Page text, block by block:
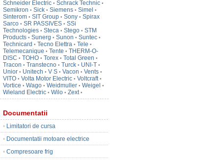
Schneider Electric • Schrack Technic •
Semikron • Sick • Siemens • Simel •
Sinterom • SIT Group • Sony • Spirax
Sarco • SR PASSIVES • SSi
Technologies • Steca • Stego • STM
Products • Sunerg • Sunon • Suntec •
Technicard • Tecno Elettra • Tele •
Telemecanique • Tente • THERM-O-
DISC • TOHO • Torex • Total Green •
Tracon • Transtecno • Turck • UNI-T •
Unior • Unitech • V S • Vacon • Vents •
VITO • Volta Motor Electric • Voltcraft •
Vortice • Wago • Weidmuller • Weigel •
Wieland Electric • Wilo • Zext •
Documentatii
• Limitatori de cursa
• Documentatii motoare electrice
• Compresoare frig